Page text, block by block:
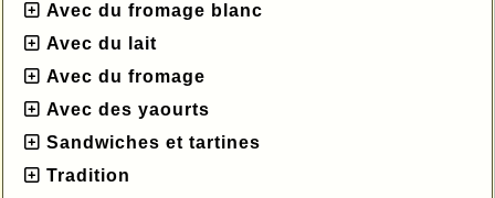
Avec du fromage blanc
Avec du lait
Avec du fromage
Avec des yaourts
Sandwiches et tartines
Tradition